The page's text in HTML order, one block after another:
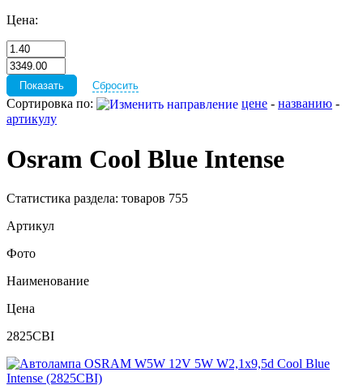
Цена:
Сбросить
Сортировка по: цене - названию -
артикулу
Osram Cool Blue Intense
Статистика раздела: товаров 755
Артикул
Фото
Наименование
Цена
2825CBI